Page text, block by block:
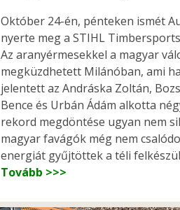
Október 24-én, pénteken ismét
nyerte meg a STIHL
Az aranyérmesekkel a magyar
megküzdhetett Milánóban, ami
jelentett az Andráska Zoltán,
Bence és Urbán Ádám alkotta
rekord megdöntése ugyan nem
magyar favágók még nem
energiát gyűjtöttek a téli
Tovább >>>